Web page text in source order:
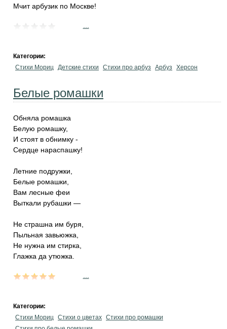
Мчит арбузик по Москве!
Категории:
Стихи Мориц Детские стихи Стихи про арбуз Арбуз Херсон
Белые ромашки
Обняла ромашка
Белую ромашку,
И стоят в обнимку -
Сердце нараспашку!
Летние подружки,
Белые ромашки,
Вам лесные феи
Выткали рубашки —
Не страшна им буря,
Пыльная завьюжка,
Не нужна им стирка,
Глажка да утюжка.
Категории:
Стихи Мориц Стихи о цветах Стихи про ромашки